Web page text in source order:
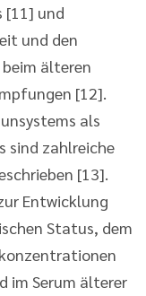
[11] und
und den
älteren
[12].
als
sind zahlreiche
[13].
Entwicklung
Status, dem
im Serum älterer